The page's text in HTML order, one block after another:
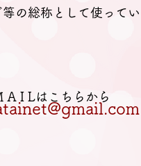
等の総称として使ってい
A I Lはこちらから